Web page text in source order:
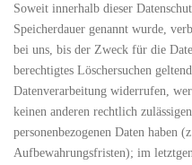
Soweit innerhalb dieser
Speicherdauer genannt wurde,
bei uns, bis der Zweck für die
berechtigtes Löschersuchen
Datenverarbeitung widerrufen,
keinen anderen rechtlich
personenbezogenen Daten haben
Aufbewahrungsfristen); im